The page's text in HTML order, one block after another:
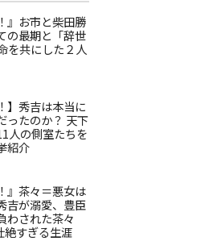
』お市と柴田勝
の最期と「辞世
を共にした２人
】秀吉は本当に
ったのか？ 天下
人の側室たちを
紹介
』茶々＝悪女は
吉が溺愛、豊臣
わされた茶々
絶すぎる生涯